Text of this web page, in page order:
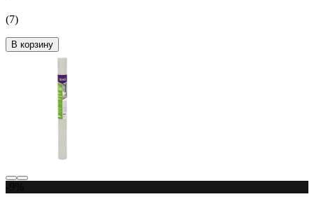
(7)
В корзину